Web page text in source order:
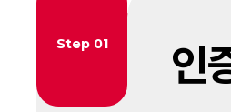
Step 01 인